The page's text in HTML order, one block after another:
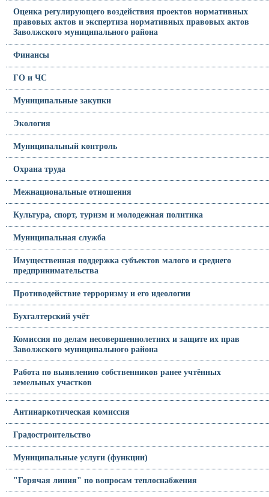
Оценка регулирующего воздействия проектов нормативных
правовых актов и экспертиза нормативных правовых актов
Заволжского муниципального района
Финансы
ГО и ЧС
Муниципальные закупки
Экология
Муниципальный контроль
Охрана труда
Межнациональные отношения
Культура, спорт, туризм и молодежная политика
Муниципальная служба
Имущественная поддержка субъектов малого и среднего
предпринимательства
Противодействие терроризму и его идеологии
Бухгалтерский учёт
Комиссия по делам несовершеннолетних и защите их прав
Заволжского муниципального района
Работа по выявлению собственников ранее учтённых
земельных участков
Антинаркотическая комиссия
Градостроительство
Муниципальные услуги (функции)
"Горячая линия" по вопросам теплоснабжения